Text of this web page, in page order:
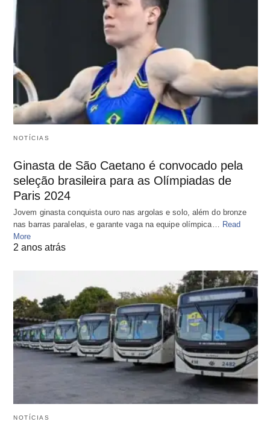
NOTÍCIAS
Ginasta de São Caetano é convocado pela
seleção brasileira para as Olímpiadas de
Paris 2024
Jovem ginasta conquista ouro nas argolas e solo, além do bronze
nas barras paralelas, e garante vaga na equipe olímpica… Read
More
2 anos atrás
NOTÍCIAS